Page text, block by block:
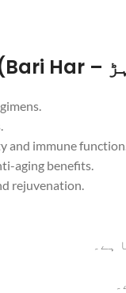
and immune function.
aging benefits.
rejuvenation.
ہے۔